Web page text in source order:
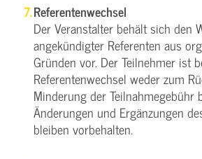
Referentenwechsel
Der Veranstalter behält sich den
angekündigter Referenten aus
Gründen vor. Der Teilnehmer ist
Referentenwechsel weder zum
Minderung der Teilnahmegebühr
Änderungen und Ergänzungen
bleiben vorbehalten.